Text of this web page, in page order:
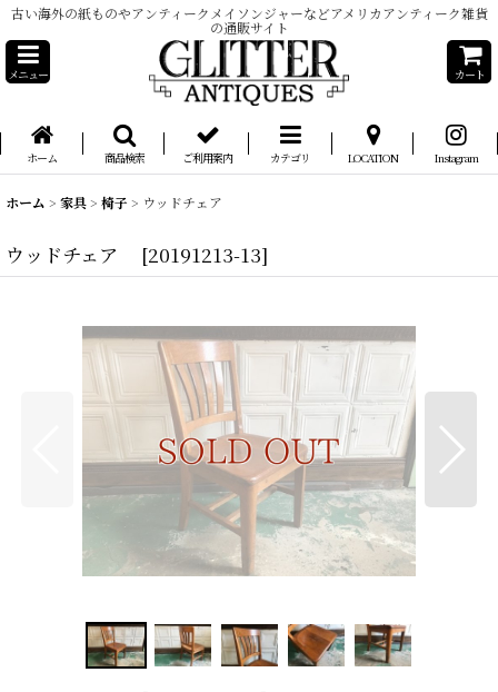
古い海外の紙ものやアンティークメイソンジャーなどアメリカアンティーク雑貨
の通販サイト
メニュー カート
ホーム 商品検索 ご利用案内 カテゴリ LOCATION Instagram
ホーム > 家具> 椅子 > ウッドチェア
ウッドチェア [20191213-13]